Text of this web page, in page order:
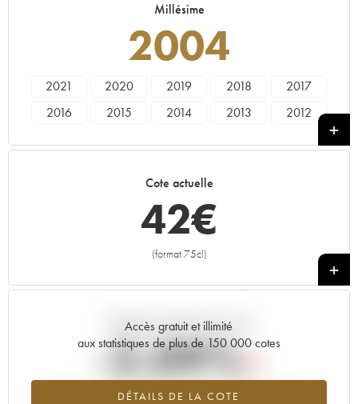
Millésime
2004
2021 2020 2019 2018
2017
2016
2015 2014 2013
2012
1994
Cote actuelle
42€
(format 75cl)
+
Accès gratuit et illimité
aux statistiques de plus de 150 000 cotes
DÉTAILS DE LA COTE
Tendance actuelle de la cote
-2.09%
Tendance à la baisse du millésime 2004 en 2026 par rapport à